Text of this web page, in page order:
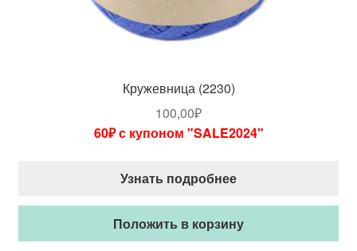
Кружевница (2230)
100,00₽
60₽ с купоном "SALE2024"
Узнать подробнее
Положить в корзину